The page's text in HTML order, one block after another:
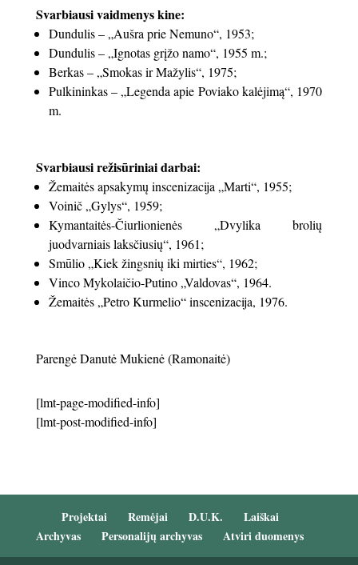
Svarbiausi vaidmenys kine:
Dundulis – „Aušra prie Nemuno“, 1953;
Dundulis – „Ignotas grįžo namo“, 1955 m.;
Berkas – „Smokas ir Mažylis“, 1975;
Pulkininkas – „Legenda apie Poviako kalėjimą“, 1970
m.
Svarbiausi režisūriniai darbai:
Žemaitės apsakymų inscenizacija „Marti“, 1955;
Voinič „Gylys“, 1959;
Kymantaitės-Čiurlionienės „Dvylika brolių
juodvarniais laksčiusių“, 1961;
Smūlio „Kiek žingsnių iki mirties“, 1962;
Vinco Mykolaičio-Putino „Valdovas“, 1964.
Žemaitės „Petro Kurmelio“ inscenizacija, 1976.
Parengė Danutė Mukienė (Ramonaitė)
[lmt-page-modified-info]
[lmt-post-modified-info]
Projektai Remėjai D.U.K.
Laiškai
Archyvas
Personalijų archyvas Atviri duomenys